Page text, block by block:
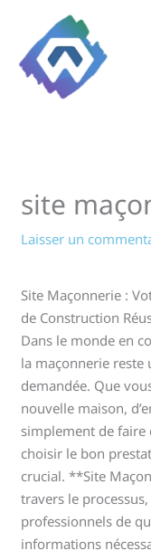
contenu
site
Laisser un
Site Maçonnerie :
de Construction
Dans le monde en
la maçonnerie reste
demandée. Que
nouvelle maison,
simplement de
choisir le bon
crucial. **Site
travers le
professionnels de
informations